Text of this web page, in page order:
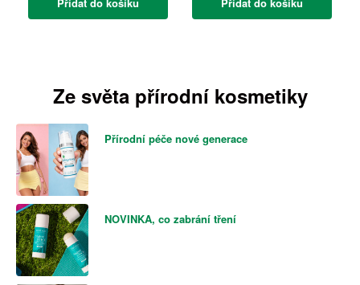
Ze světa přírodní kosmetiky
Přírodní péče nové generace
NOVINKA, co zabrání tření